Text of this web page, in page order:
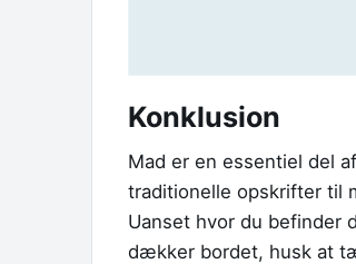
Konklusion
Mad er en essentiel del
traditionelle opskrifter til
Uanset hvor du befinder
dækker bordet, husk at